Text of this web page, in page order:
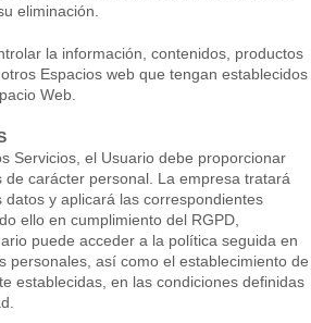
eliminación.
la información, contenidos, productos
Espacios web que tengan establecidos
Web.
Servicios, el Usuario debe proporcionar
de carácter personal. La empresa tratará
y aplicará las correspondientes
ello en cumplimiento del RGPD,
puede acceder a la política seguida en
personales, así como el establecimiento de
establecidas, en las condiciones definidas